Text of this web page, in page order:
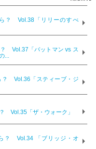
？ Vol.38「リリーのすべ
Vol.37「バットマン vs ス
...
？ Vol.36「スティーブ・ジ
Vol.35「ザ・ウォーク」
？ Vol.34 「ブリッジ・オ